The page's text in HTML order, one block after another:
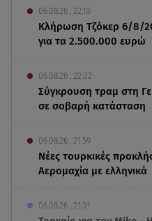
06.08.26 , 22:10
Κλήρωση Τζόκερ 6/8/
για τα 2.500.000 ευρώ
06.08.26 , 22:02
Σύγκρουση τραμ στη
σε σοβαρή κατάσταση
06.08.26 , 21:59
Νέες τουρκικές
Αερομαχία με ελληνικά
06.08.26 , 21:31